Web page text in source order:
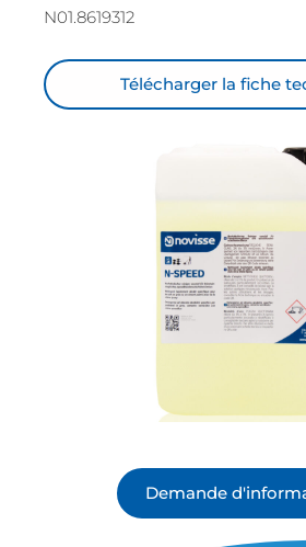
N01.8619312
Télécharger la fiche
Demande